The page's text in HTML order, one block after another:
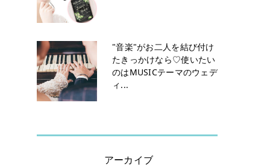
"音楽"がお二人を結び付け
たきっかけなら♡使いたい
のはMUSICテーマのウェデ
ィ...
アーカイブ